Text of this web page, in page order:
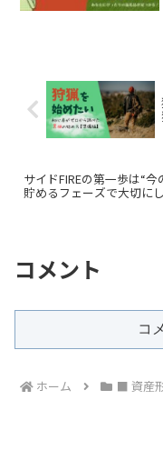
サイドFIREの第一歩は“今
貯めるフェーズで大切に
コメント
コ
ホーム ■ 資産